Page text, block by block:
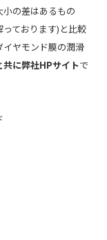
の差はあるもの
ております)と比較
イヤモンド膜の潤滑
に弊社HPサイトで